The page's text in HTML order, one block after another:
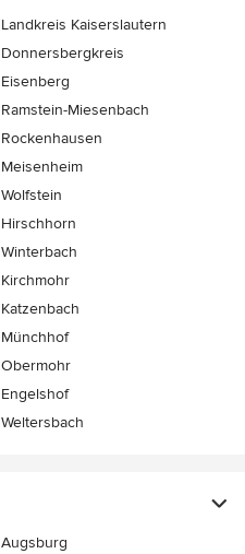
Landkreis Kaiserslautern
Donnersbergkreis
Eisenberg
Ramstein-Miesenbach
Rockenhausen
Meisenheim
Wolfstein
Hirschhorn
Winterbach
Kirchmohr
Katzenbach
Münchhof
Obermohr
Engelshof
Weltersbach
Augsburg